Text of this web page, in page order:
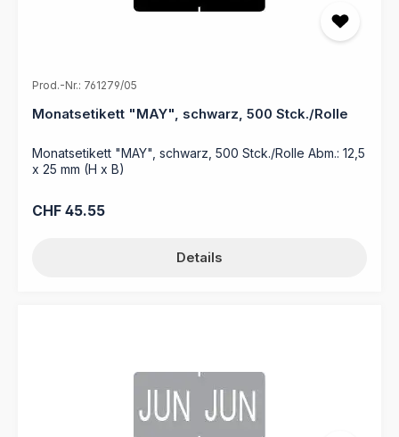
Prod.-Nr.: 761279/05
Monatsetikett "MAY", schwarz, 500 Stck./Rolle
Monatsetikett "MAY", schwarz, 500 Stck./Rolle Abm.: 12,5
x 25 mm (H x B)
Regulärer Preis:
CHF 45.55
Details